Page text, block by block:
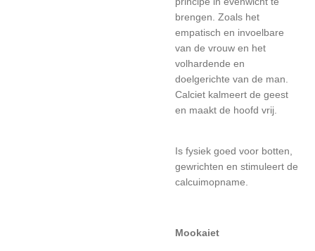
brengen. Zoals het
empatisch en invoelbare
van de vrouw en het
volhardende en
doelgerichte van de man.
Calciet kalmeert de geest
en maakt de hoofd vrij.
Is fysiek goed voor botten,
gewrichten en stimuleert de
calcuimopname.
Mookaiet